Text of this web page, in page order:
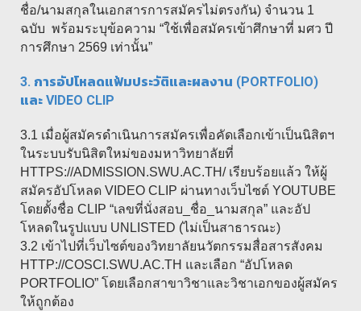
ชื่อ/นามสกุลในเอกสารการสมัครไม่ตรงกัน) จำนวน 1
ฉบับ พร้อมระบุข้อความ “ใช้เพื่อสมัครเข้าศึกษาที่ มศว ปี
การศึกษา 2569 เท่านั้น”
3. การอัปโหลดแฟ้มประวัติและผลงาน (PORTFOLIO)
และ VID EO CLIP
3.1 เมื่อผู้สมัครดำเนินการสมัครเพื่อคัดเลือกเข้าเป็นนิสิตฯ
ในระบบรับนิสิตใหม่ของมหาวิทยาลัยที่
HTTPS://ADMISSION.SWU.AC.TH/ เรียบร้อยแล้ว ให้ผู้
สมัครอัปโหลด VIDEO CLIP ผ่านทางเว็บไซต์ YOUTUBE
โดยตั้งชื่อ CLIP “เลขที่นั่งสอบ_ชื่อ_นามสกุล” และอัป
โหลดในรูปแบบ UNLISTED (ไม่เป็นสาธารณะ)
3.2 เข้าไปที่เว็บไซต์ของวิทยาลัยนวัตกรรมสื่อสารสังคม
HTTP://COSCI.SWU.AC.TH และเลือก “อัปโหลด
PORTFOLIO” โดยเลือกสาขาวิชาและวิชาเอกของผู้สมัคร
ให้ถูกต้อง